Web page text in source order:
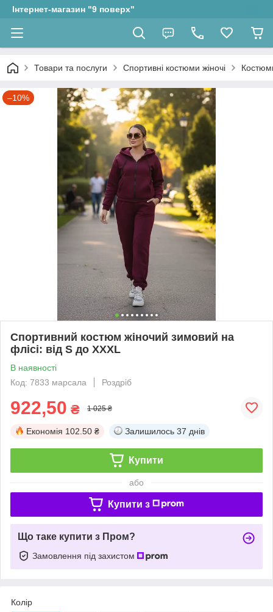
Інтернет-магазин "9 поверх"
Товари та послуги Спортивні костюми жіночі
–10%
Спортивний костюм жіночий зимовий на
флісі: від S до XXXL
В наявності
Код: 7833 марсала
Роздріб
922,50 ₴ 1 025 ₴
Економія 102.50 ₴ Залишилось 37 днів
Купити
або
Купити з
Що таке купити з Пром?
Замовлення під захистом
Колір